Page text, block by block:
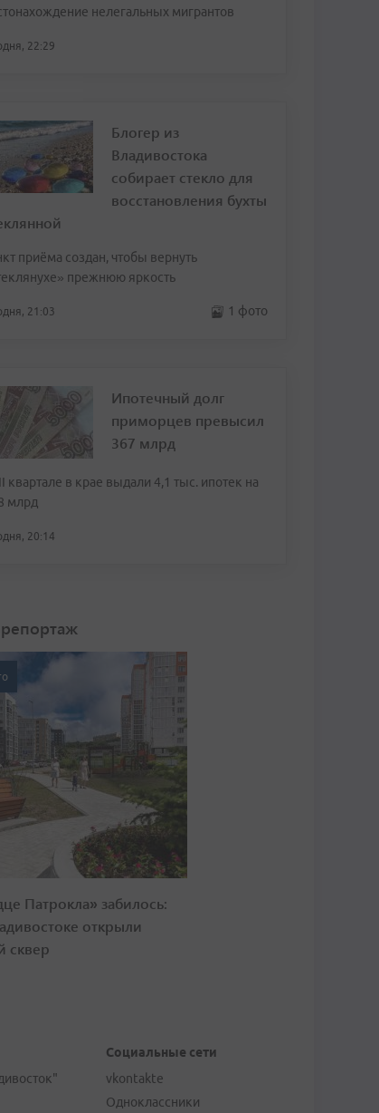
нелегальных мигрантов
22:29
Блогер из
Владивостока
собирает стекло для
восстановления бухты
приёма создан, чтобы вернуть
прежнюю яркость
21:03 1 фото
Ипотечный долг
приморцев превысил
367 млрд
квартале в крае выдали 4,1 тыс. ипотек на
млрд
20:14
Патрокла» забилось:
открыли
сквер
Социальные сети
vkontakte
Одноклассники